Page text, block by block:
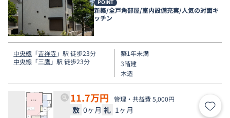
POINT
新築/全戸角部屋/室内設備充実/人気の対面キ
ッチン
中央線 「吉祥寺」駅 徒歩23分
中央線 「三鷹」駅 徒歩23分
築1年未満
3階建
木造
11.7万円 管理・共益費 5,000円
敷 0ヶ月 礼 1ヶ月 お気